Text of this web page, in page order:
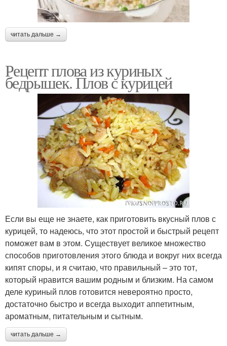
читать дальше →
Рецепт плова из куриных
бедрышек. Плов с курицей
Если вы еще не знаете, как приготовить вкусный плов с
курицей, то надеюсь, что этот простой и быстрый рецепт
поможет вам в этом. Существует великое множество
способов приготовления этого блюда и вокруг них всегда
кипят споры, и я считаю, что правильный – это тот,
который нравится вашим родным и близким. На самом
деле куриный плов готовится невероятно просто,
достаточно быстро и всегда выходит аппетитным,
ароматным, питательным и сытным.
читать дальше →